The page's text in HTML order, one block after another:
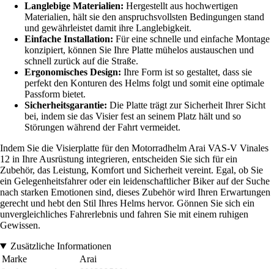
Langlebige Materialien: Hergestellt aus hochwertigen
Materialien, hält sie den anspruchsvollsten Bedingungen stand
und gewährleistet damit ihre Langlebigkeit.
Einfache Installation: Für eine schnelle und einfache Montage
konzipiert, können Sie Ihre Platte mühelos austauschen und
schnell zurück auf die Straße.
Ergonomisches Design: Ihre Form ist so gestaltet, dass sie
perfekt den Konturen des Helms folgt und somit eine optimale
Passform bietet.
Sicherheitsgarantie: Die Platte trägt zur Sicherheit Ihrer Sicht
bei, indem sie das Visier fest an seinem Platz hält und so
Störungen während der Fahrt vermeidet.
Indem Sie die Visierplatte für den Motorradhelm Arai VAS-V Vinales
12 in Ihre Ausrüstung integrieren, entscheiden Sie sich für ein
Zubehör, das Leistung, Komfort und Sicherheit vereint. Egal, ob Sie
ein Gelegenheitsfahrer oder ein leidenschaftlicher Biker auf der Suche
nach starken Emotionen sind, dieses Zubehör wird Ihren Erwartungen
gerecht und hebt den Stil Ihres Helms hervor. Gönnen Sie sich ein
unvergleichliches Fahrerlebnis und fahren Sie mit einem ruhigen
Gewissen.
Zusätzliche Informationen
Marke
Arai